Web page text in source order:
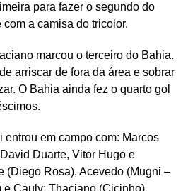
para fazer o segundo do
a camisa do tricolor.
marcou o terceiro do Bahia.
arriscar de fora da área e sobrar
O Bahia ainda fez o quarto gol
entrou em campo com: Marcos
Duarte, Vitor Hugo e
(Diego Rosa), Acevedo (Mugni –
Cauly; Thaciano (Cicinho).